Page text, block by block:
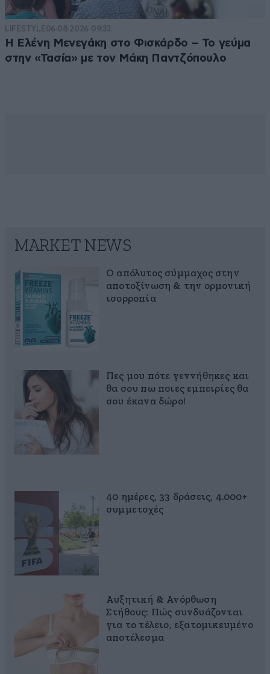
LIFESTYLE06·08·2026 09:33
Η Ελένη Μενεγάκη στο Φισκάρδο – Το γεύμα
στην «Τασία» με τον Μάκη Παντζόπουλο
MARKET NEWS
Ο απόλυτος σύμμαχος στην
αποτοξίνωση & την ορμονική
ισορροπία
Πες μου πότε γεννήθηκες και
θα σου πω ποιες εμπειρίες θα
σου έκανα δώρο!
40 ημέρες, 33 δράσεις, 4.000+
συμμετοχές
Αυξητική & Ανόρθωση
Στήθους: Πώς συνδυάζονται
για το τέλειο, εξατομικευμένο
αποτέλεσμα